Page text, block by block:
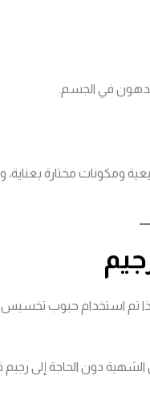
في الجسم.
ومكونات مختارة
الشهية دون الحاجة إلى